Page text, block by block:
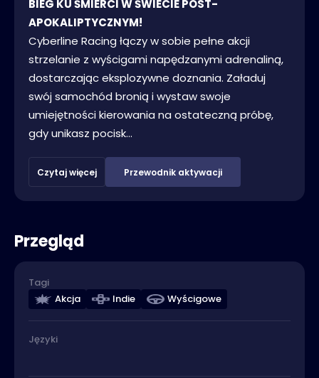
BIEG KU ŚMIERCI W ŚWIECIE POST-
APOKALIPTYCZNYM!
Cyberline Racing łączy w sobie pełne akcji
strzelanie z wyścigami napędzanymi adrenaliną,
dostarczając eksplozywne doznania. Załaduj
swój samochód bronią i wystaw swoje
umiejętności kierowania na ostateczną próbę,
gdy unikasz pocisk...
Czytaj więcej Przewodnik aktywacji
Przegląd
Tagi
Akcja
Indie Wyścigowe
Języki